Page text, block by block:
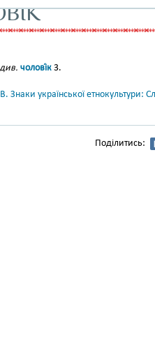
див. чолові́к 3.
Знаки української етнокультури:
Поділитись: